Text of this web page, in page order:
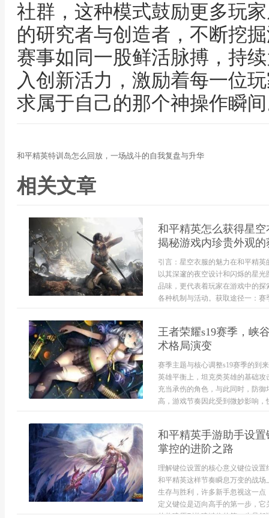
社群，这种模式鼓励更多玩
的研究者与创造者，不断挖
赛事如同一股鲜活脉搏，持
入创新活力，激励着每一位
求属于自己的那个神操作瞬
和平精英特训岛怎么回放，一场战斗的自我复盘与升华
相关文章
和平精英怎么获得星
揭秘游戏内珍贵外观的
引言：星空衣服的魅力在和平精
以其深邃的夜空设计和闪烁的星
品味，更代表着玩家在游戏中的
各种机制与活动。获取途径一：
王者荣耀s19赛季，峡
术格局演变
赛季主题与核心调整s19赛季的到
英雄平衡上，坦克类英雄的基础
充当承伤的角色，与此同时，防
高，游戏节奏因此受到微妙影响，
和平精英手游助手设
掌控的进阶之路
理解键位设置的核心意义键位设
和平精英这样节奏瞬息万变的战
生存与胜利，许多新手忽视这一
定义键位是迈向高手的第一步，
的构建原则构建键位的第一步是